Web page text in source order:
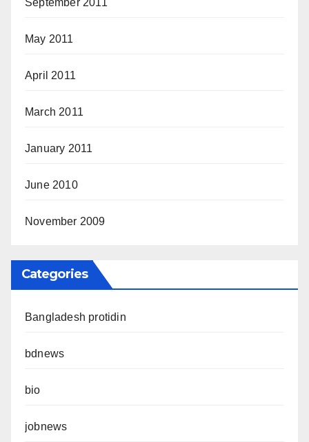
September 2011
May 2011
April 2011
March 2011
January 2011
June 2010
November 2009
Categories
Bangladesh protidin
bdnews
bio
jobnews